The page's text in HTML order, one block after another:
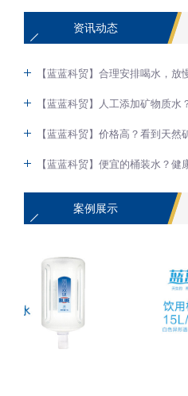
资讯动态
【蓝蓝科贸】合理安排喝水，放
【蓝蓝科贸】人工添加矿物质水
【蓝蓝科贸】价格高？看到天然
【蓝蓝科贸】便宜的桶装水？
案例展示